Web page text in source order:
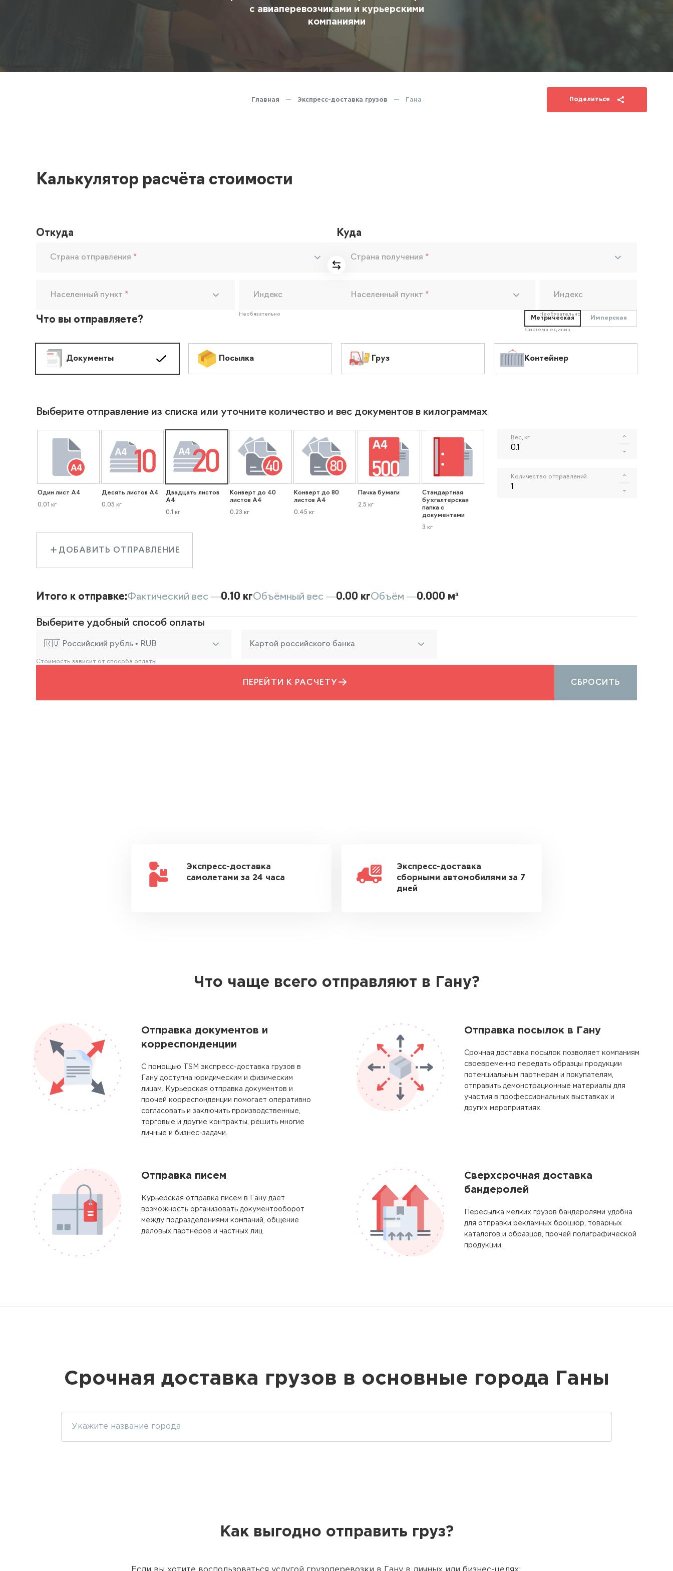
декларирование
с авиаперевозчиками и курьерскими
компаниями
Главная — Экспресс-доставка грузов — Гана Поделиться
Калькулятор расчёта стоимости
Откуда
Страна отправления *
Населенный пункт * Индекс
Необязательно
Куда
Страна получения *
Населенный пункт * Индекс
Необязательно
Что вы отправляете? Метрическая Имперская
Система единиц
Документы Посылка Груз Контейнер
Выберите отправление из списка или уточните количество и вес документов в килограммах
Один лист А4
0.01 кг
Десять листов А4
0.05 кг
Двадцать листов
А4
0.1 кг
Конверт до 40
листов А4
0.23 кг
Конверт до 80
листов А4
0.45 кг
Пачка бумаги
2.5 кг
Стандартная
бухгалтерская
папка с
документами
3 кг
Вес, кг
Количество отправлений
ДОБАВИТЬ ОТПРАВЛЕНИЕ
Итого к отправке:Фактический вес —0.10 кгОбъёмный вес —0.00 кгОбъём —0.000 м³
Выберите удобный способ оплаты
🇷🇺 Российский рубль • RUB Картой российского банка
Стоимость зависит от способа оплаты
ПЕРЕЙТИ К РАСЧЕТУ СБРОСИТЬ
Экспресс-доставка
самолетами за 24 часа
Экспресс-доставка
сборными автомобилями за 7
дней
Что чаще всего отправляют в Гану?
Отправка документов и
корреспонденции
С помощью TSM экспресс-доставка грузов в
Гану доступна юридическим и физическим
лицам. Курьерская отправка документов и
прочей корреспонденции помогает оперативно
согласовать и заключить производственные,
торговые и другие контракты, решить многие
личные и бизнес-задачи.
Отправка посылок в Гану
Срочная доставка посылок позволяет компаниям
своевременно передать образцы продукции
потенциальным партнерам и покупателям,
отправить демонстрационные материалы для
участия в профессиональных выставках и
других мероприятиях.
Отправка писем
Курьерская отправка писем в Гану дает
возможность организовать документооборот
между подразделениями компаний, общение
деловых партнеров и частных лиц.
Сверхсрочная доставка
бандеролей
Пересылка мелких грузов бандеролями удобна
для отправки рекламных брошюр, товарных
каталогов и образцов, прочей полиграфической
продукции.
Срочная доставка грузов в основные города Ганы
Как выгодно отправить груз?